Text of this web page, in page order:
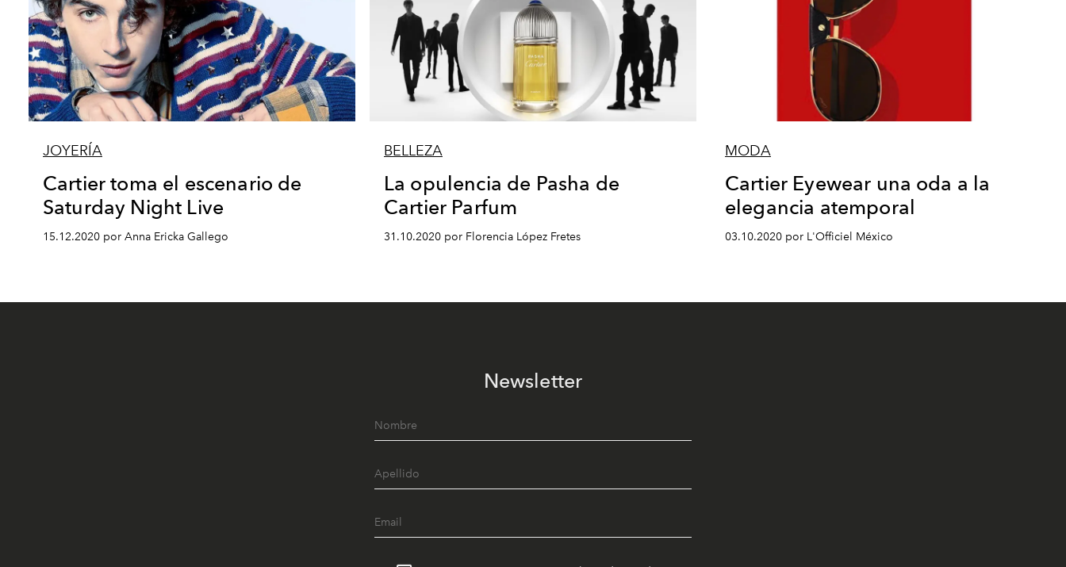
JOYERÍA
Cartier toma el escenario de
Saturday Night Live
15.12.2020 por Anna Ericka Gallego
BELLEZA
La opulencia de Pasha de
Cartier Parfum
31.10.2020 por Florencia López Fretes
MODA
Cartier Eyewear una oda a la
elegancia atemporal
03.10.2020 por L'Officiel México
Newsletter